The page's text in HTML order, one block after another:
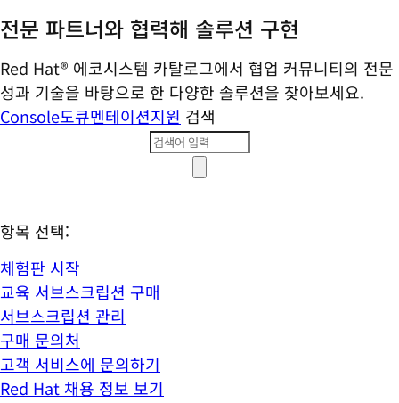
전문 파트너와 협력해 솔루션 구현
Red Hat® 에코시스템 카탈로그에서 협업 커뮤니티의 전문
성과 기술을 바탕으로 한 다양한 솔루션을 찾아보세요.
Console도큐멘테이션지원 검색
항목 선택:
체험판 시작
교육 서브스크립션 구매
서브스크립션 관리
구매 문의처
고객 서비스에 문의하기
Red Hat 채용 정보 보기